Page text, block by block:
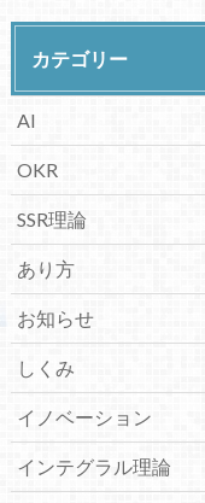
カテゴリー
AI
OKR
SSR理論
あり方
お知らせ
しくみ
イノベーション
インテグラル理論